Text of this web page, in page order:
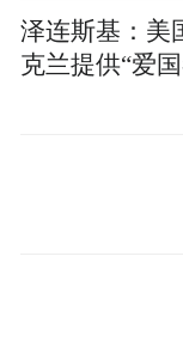
泽连斯基：美
克兰提供“爱